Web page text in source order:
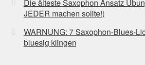
Die älteste Saxophon Ansatz
JEDER machen sollte!)
WARNUNG: 7 Saxophon-Blues-
bluesig klingen